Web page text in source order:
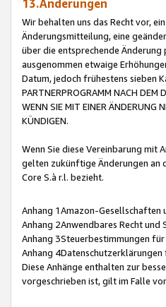
13.Änderungen
Wir behalten uns das Recht vor,
Änderungsmitteilung, eine
über die entsprechende
ausgenommen etwaige
Datum, jedoch frühestens sieben
PARTNERPROGRAMM NACH DEM
WENN SIE MIT EINER ÄNDERUNG
KÜNDIGEN.
Wenn Sie diese Vereinbarung mit
gelten zukünftige Änderungen an
Core S.à r.l. bezieht.
Anhang 1Amazon-Gesellschaften
Anhang 2Anwendbares Recht
Anhang 3Steuerbestimmungen
Anhang
Diese Anhänge enthalten zur
vorgeschrieben ist, gilt im Falle